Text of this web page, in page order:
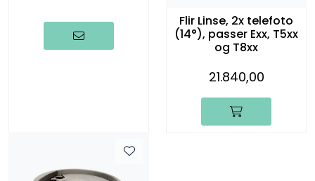
Flir Linse, 2x telefoto
(14°), passer Exx, T5xx
og T8xx
21.840,00